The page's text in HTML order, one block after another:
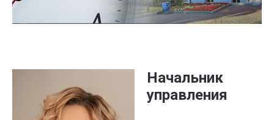
Начальник
управления